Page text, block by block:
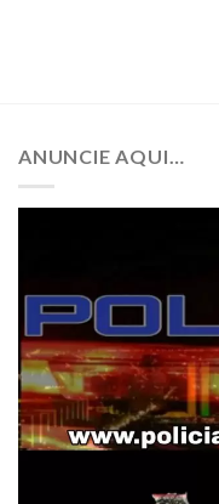
ANUNCIE AQUI…